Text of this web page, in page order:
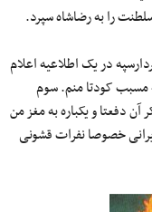
کودتای ۱۲۹۹ رضاخان سردارسپه در یک اطلاعیه اعلام
مسبب کودتا منم. سوم
دفعتا و یکباره به مغز من
خصوصا نفرات قشونی